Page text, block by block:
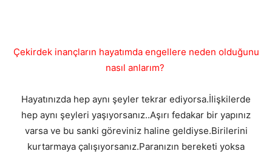
Çekirdek inançların hayatımda engellere neden olduğunu
nasıl anlarım?
Hayatınızda hep aynı şeyler tekrar ediyorsa.İlişkilerde
hep aynı şeyleri yaşıyorsanız..Aşırı fedakar bir yapınız
varsa ve bu sanki göreviniz haline geldiyse.Birilerini
kurtarmaya çalışıyorsanız.Paranızın bereketi yoksa